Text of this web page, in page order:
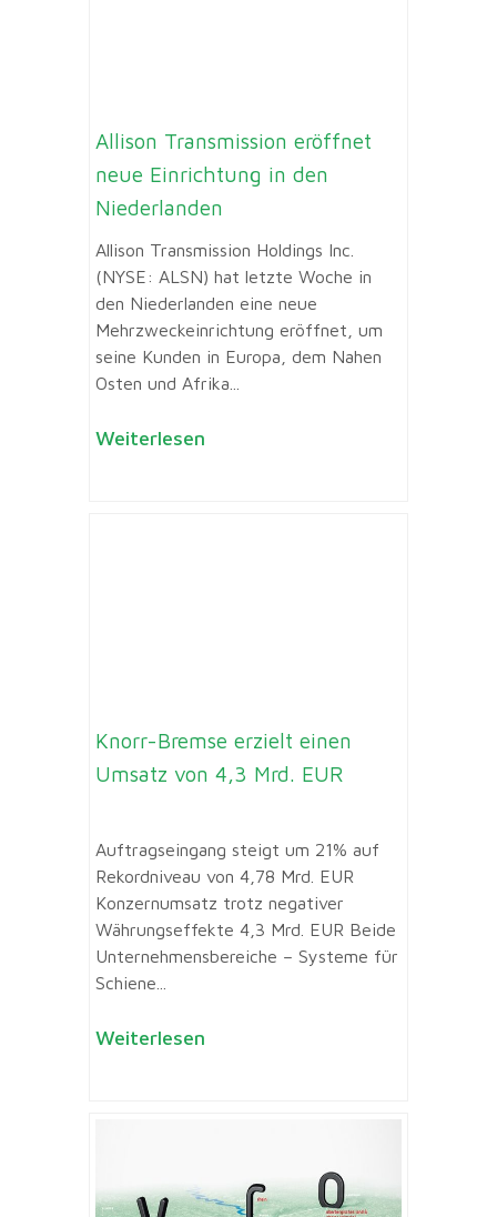
Allison Transmission eröffnet
neue Einrichtung in den
Niederlanden
Allison Transmission Holdings Inc.
(NYSE: ALSN) hat letzte Woche in
den Niederlanden eine neue
Mehrzweckeinrichtung eröffnet, um
seine Kunden in Europa, dem Nahen
Osten und Afrika...
Weiterlesen
Knorr-Bremse erzielt einen
Umsatz von 4,3 Mrd. EUR
Auftragseingang steigt um 21% auf
Rekordniveau von 4,78 Mrd. EUR
Konzernumsatz trotz negativer
Währungseffekte 4,3 Mrd. EUR Beide
Unternehmensbereiche – Systeme für
Schiene...
Weiterlesen